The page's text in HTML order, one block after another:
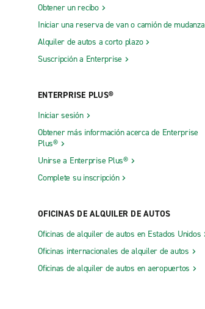
Obtener un recibo
Iniciar una reserva de van o camión de mudanza
Alquiler de autos a corto plazo
Suscripción a Enterprise
ENTERPRISE PLUS®
Iniciar sesión
Obtener más información acerca de Enterprise
Plus®
Unirse a Enterprise Plus®
Complete su inscripción
OFICINAS DE ALQUILER DE AUTOS
Oficinas de alquiler de autos en Estados Unidos
Oficinas internacionales de alquiler de autos
Oficinas de alquiler de autos en aeropuertos